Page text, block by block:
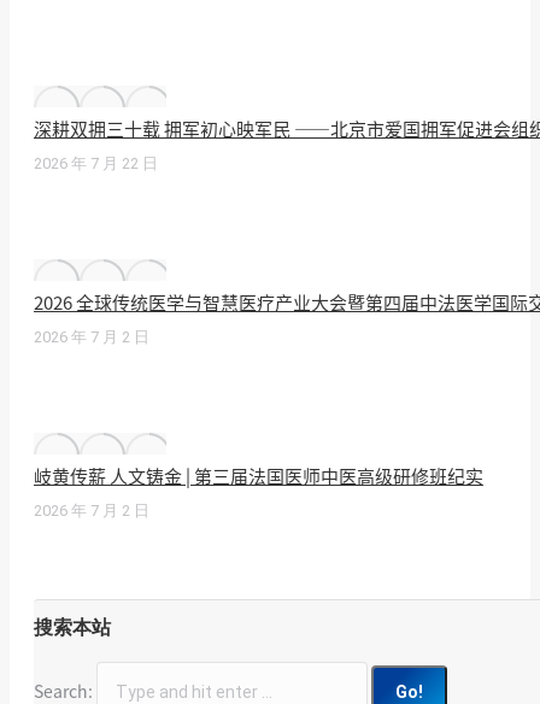
深耕双拥三十载 拥军初心映军民 ——北京市爱国拥军促进会组
2026 年 7 月 22 日
2026 全球传统医学与智慧医疗产业大会暨第四届中法医学国际
2026 年 7 月 2 日
岐黄传薪 人文铸金 | 第三届法国医师中医高级研修班纪实
2026 年 7 月 2 日
搜索本站
Search: